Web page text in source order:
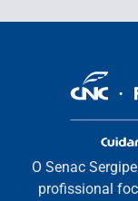
O Senac
profissional